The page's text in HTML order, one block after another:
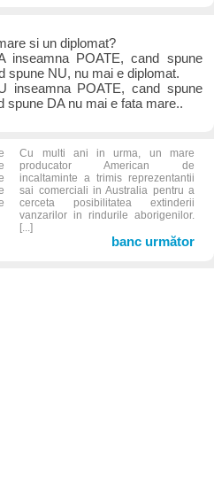
si un diplomat?
inseamna POATE, cand spune
spune NU, nu mai e diplomat.
inseamna POATE, cand spune
spune DA nu mai e fata mare..
Cu multi ani in urma, un mare
producator American de
incaltaminte a trimis reprezentantii
sai comerciali in Australia pentru a
cerceta posibilitatea extinderii
vanzarilor in rindurile aborigenilor.
[...]
banc următor